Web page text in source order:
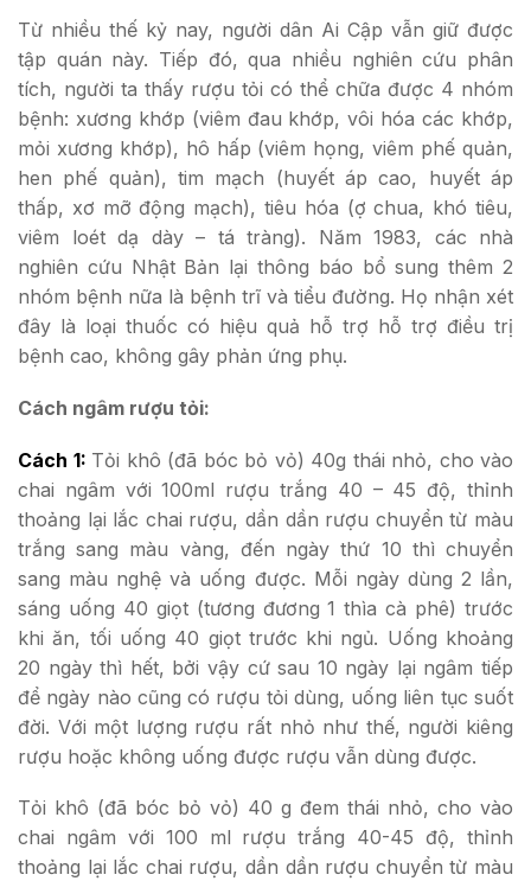
Từ nhiều thế kỷ nay, người dân Ai Cập vẫn giữ được
tập quán này. Tiếp đó, qua nhiều nghiên cứu phân
tích, người ta thấy rượu tỏi có thể chữa được 4 nhóm
bệnh: xương khớp (viêm đau khớp, vôi hóa các khớp,
mỏi xương khớp), hô hấp (viêm họng, viêm phế quản,
hen phế quản), tim mạch (huyết áp cao, huyết áp
thấp, xơ mỡ động mạch), tiêu hóa (ợ chua, khó tiêu,
viêm loét dạ dày – tá tràng). Năm 1983, các nhà
nghiên cứu Nhật Bản lại thông báo bổ sung thêm 2
nhóm bệnh nữa là bệnh trĩ và tiểu đường. Họ nhận xét
đây là loại thuốc có hiệu quả hỗ trợ hỗ trợ điều trị
bệnh cao, không gây phản ứng phụ.
Cách ngâm rượu tỏi:
Cách 1: Tỏi khô (đã bóc bỏ vỏ) 40g thái nhỏ, cho vào
chai ngâm với 100ml rượu trắng 40 – 45 độ, thỉnh
thoảng lại lắc chai rượu, dần dần rượu chuyển từ màu
trắng sang màu vàng, đến ngày thứ 10 thì chuyển
sang màu nghệ và uống được. Mỗi ngày dùng 2 lần,
sáng uống 40 giọt (tương đương 1 thìa cà phê) trước
khi ăn, tối uống 40 giọt trước khi ngủ. Uống khoảng
20 ngày thì hết, bởi vậy cứ sau 10 ngày lại ngâm tiếp
để ngày nào cũng có rượu tỏi dùng, uống liên tục suốt
đời. Với một lượng rượu rất nhỏ như thế, người kiêng
rượu hoặc không uống được rượu vẫn dùng được.
Tỏi khô (đã bóc bỏ vỏ) 40 g đem thái nhỏ, cho vào
chai ngâm với 100 ml rượu trắng 40-45 độ, thỉnh
thoảng lại lắc chai rượu, dần dần rượu chuyển từ màu